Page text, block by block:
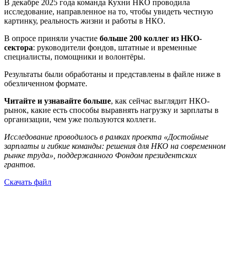
В декабре 2025 года команда Кухни НКО проводила
исследование, направленное на то, чтобы увидеть честную
картинку, реальность жизни и работы в НКО.
В опросе приняли участие больше 200 коллег из НКО-
сектора: руководители фондов, штатные и временные
специалисты, помощники и волонтёры.
Результаты были обработаны и представлены в файле ниже в
обезличенном формате.
Читайте и узнавайте больше, как сейчас выглядит НКО-
рынок, какие есть способы выравнять нагрузку и зарплаты в
организации, чем уже пользуются коллеги.
Исследование проводилось в рамках проекта «Достойные
зарплаты и гибкие команды: решения для НКО на современном
рынке труда», поддержанного Фондом президентских
грантов.
Скачать файл